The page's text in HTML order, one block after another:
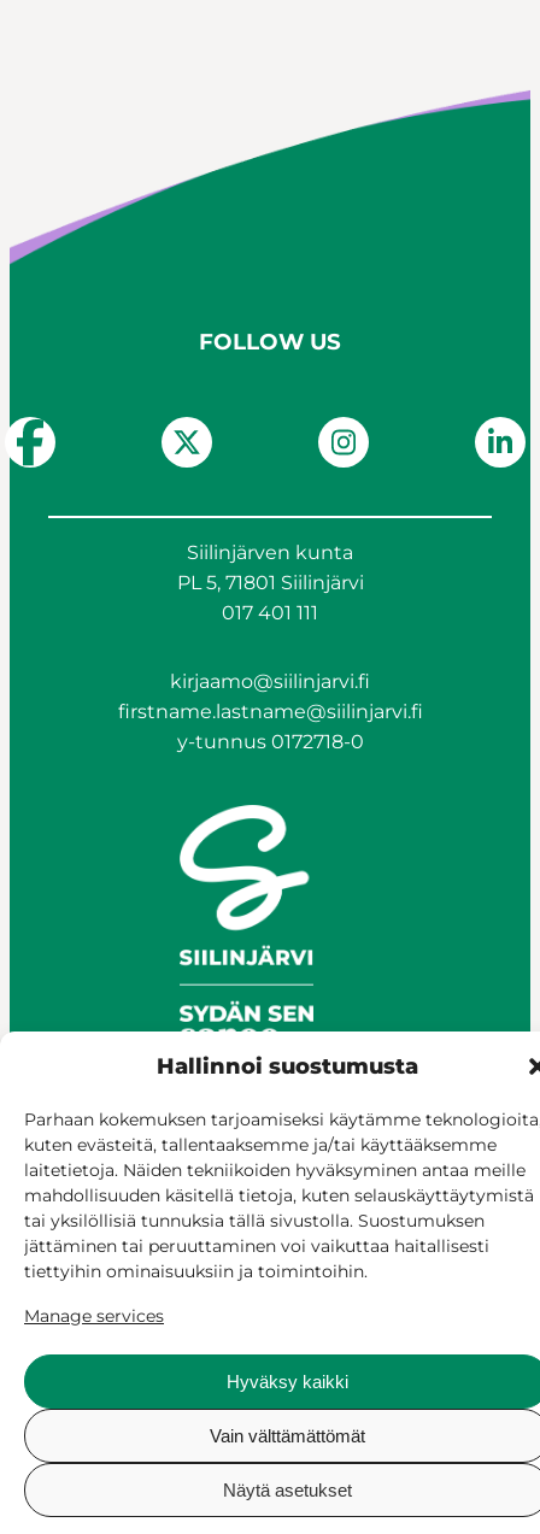
Hallinnoi suostumusta
Parhaan kokemuksen tarjoamiseksi käytämme
kuten evästeitä, tallentaaksemme ja/tai käyttääksemme
laitetietoja. Näiden tekniikoiden hyväksyminen antaa meille
mahdollisuuden käsitellä tietoja, kuten selauskäyttäytymistä
tai yksilöllisiä tunnuksia tällä sivustolla. Suostumuksen
jättäminen tai peruuttaminen voi vaikuttaa haitallisesti
tiettyihin ominaisuuksiin ja toimintoihin.
Manage services
Hyväksy kaikki
Vain välttämättömät
Näytä asetukset
FOLLOW US
Siilinjärven kunta
PL 5, 71801 Siilinjärvi
017 401 111
kirjaamo@siilinjarvi.fi
firstname.lastname@siilinjarvi.fi
y-tunnus 0172718-0
© Siilinjärvi 2025
Give feedback
Online services
Billing and invoicing
Accessibility